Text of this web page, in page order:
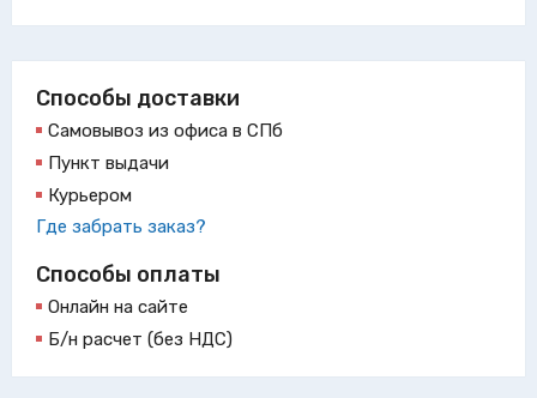
Способы доставки
Самовывоз из офиса в СПб
Пункт выдачи
Курьером
Где забрать заказ?
Способы оплаты
Онлайн на сайте
Б/н расчет (без НДС)